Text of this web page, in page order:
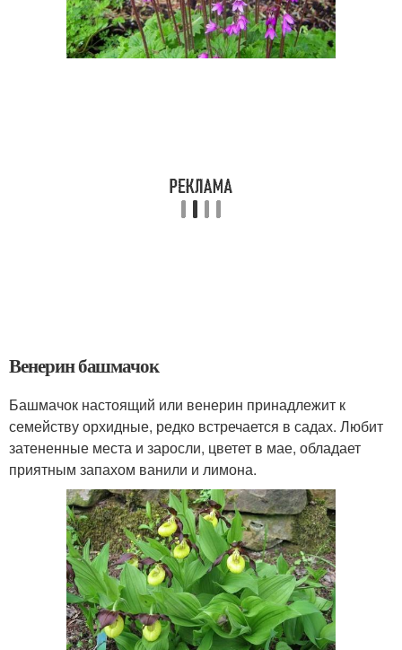
Венерин башмачок
Башмачок настоящий или венерин принадлежит к
семейству орхидные, редко встречается в садах. Любит
затененные места и заросли, цветет в мае, обладает
приятным запахом ванили и лимона.